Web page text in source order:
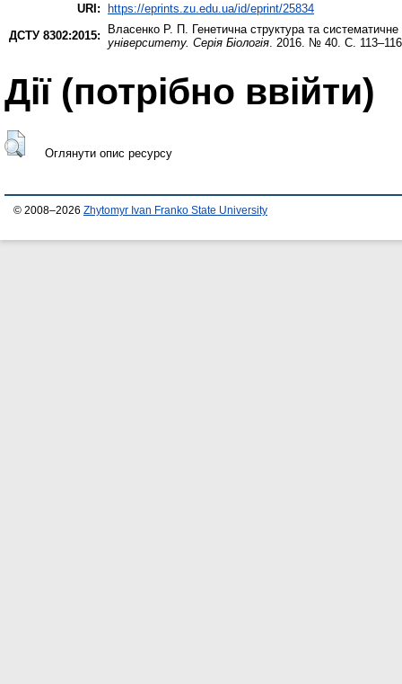
URI: https://eprints.zu.edu.ua/id/eprint/25834
ДСТУ 8302:2015:
Власенко Р. П. Генетична структура та
університету. Серія Біологія . 2016. № 40. С.
Дії ​​(потрібно ввійти)
Оглянути опис ресурсу
© 2008–2026 Zhytomyr Ivan Franko State University